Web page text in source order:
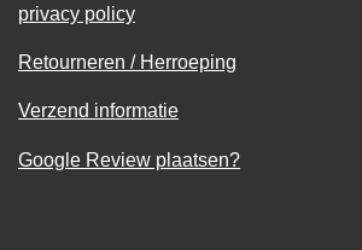
privacy policy
Retourneren / Herroeping
Verzend informatie
Google Review plaatsen?